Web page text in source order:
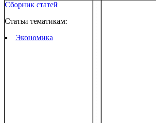
Сборник статей
Статьи тематикам:
Экономика